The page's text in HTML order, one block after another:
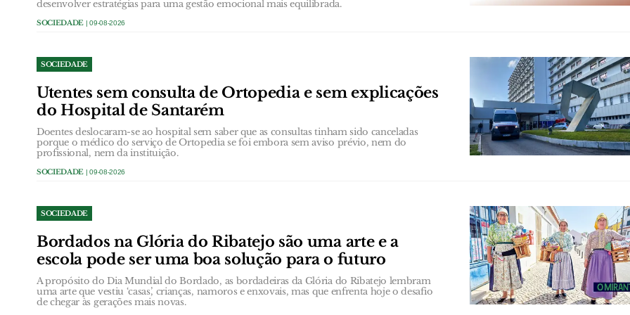
desenvolver estratégias para uma gestão emocional mais equilibrada.
SOCIEDADE | 09-08-2026
SOCIEDADE
Utentes sem consulta de Ortopedia e sem explicações
do Hospital de Santarém
Doentes deslocaram-se ao hospital sem saber que as consultas tinham sido canceladas
porque o médico do serviço de Ortopedia se foi embora sem aviso prévio, nem do
profissional, nem da instituição.
SOCIEDADE | 09-08-2026
SOCIEDADE
Bordados na Glória do Ribatejo são uma arte e a
escola pode ser uma boa solução para o futuro
A propósito do Dia Mundial do Bordado, as bordadeiras da Glória do Ribatejo lembram
uma arte que vestiu ‘casas’, crianças, namoros e enxovais, mas que enfrenta hoje o desafio
de chegar às gerações mais novas.